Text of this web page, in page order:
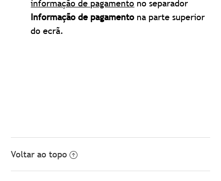
informação de pagamento no separador
Informação de pagamento na parte superior
do ecrã.
Voltar ao topo